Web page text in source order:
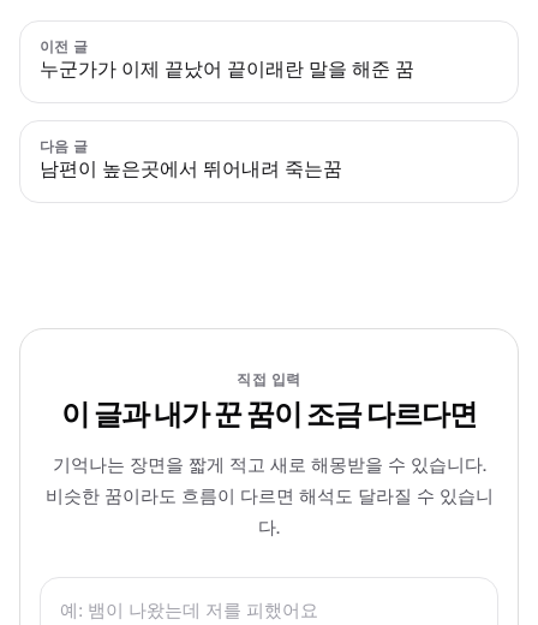
이전 글
누군가가 이제 끝났어 끝이래란 말을 해준 꿈
다음 글
남편이 높은곳에서 뛰어내려 죽는꿈
직접 입력
이 글과 내가 꾼 꿈이 조금 다르다면
기억나는 장면을 짧게 적고 새로 해몽받을 수 있습니다.
비슷한 꿈이라도 흐름이 다르면 해석도 달라질 수 있습니
다.